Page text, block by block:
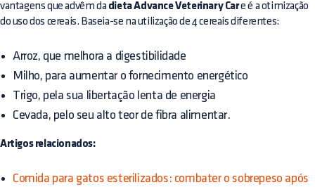
vantagens que advêm da dieta Advance Veterinary Care é a otimização
do uso dos cereais. Baseia-se na utilização de 4 cereais diferentes:
Arroz, que melhora a digestibilidade
Milho, para aumentar o fornecimento energético
Trigo, pela sua libertação lenta de energia
Cevada, pelo seu alto teor de fibra alimentar.
Artigos relacionados:
Comida para gatos esterilizados: combater o sobrepeso após